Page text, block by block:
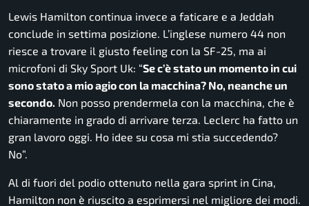
Lewis Hamilton continua invece a faticare e a Jeddah
conclude in settima posizione. L’inglese numero 44 non
riesce a trovare il giusto feeling con la SF-25, ma ai
microfoni di Sky Sport Uk: “Se c’è stato un momento in cui
sono stato a mio agio con la macchina? No, neanche un
secondo. Non posso prendermela con la macchina, che è
chiaramente in grado di arrivare terza. Leclerc ha fatto un
gran lavoro oggi. Ho idee su cosa mi stia succedendo?
No”.
Al di fuori del podio ottenuto nella gara sprint in Cina,
Hamilton non è riuscito a esprimersi nel migliore dei modi.